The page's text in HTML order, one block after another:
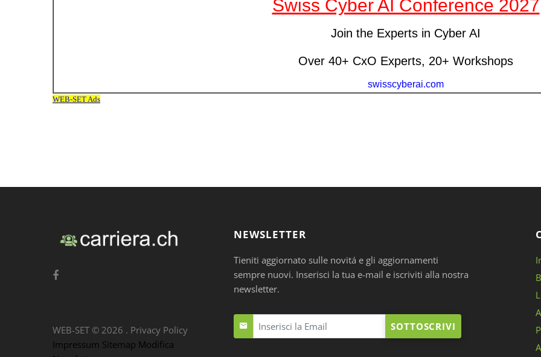
NEWSLETTER
Tieniti aggiornato sulle novitá e gli aggiornamenti
sempre nuovi. Inserisci la tua e-mail e iscriviti alla nostra
newsletter.
SOTTOSCRIVI
WEB-SET © 2026 . Privacy Policy
Impressum Sitemap Modifica